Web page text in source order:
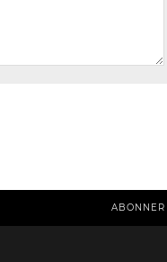
ABONNER